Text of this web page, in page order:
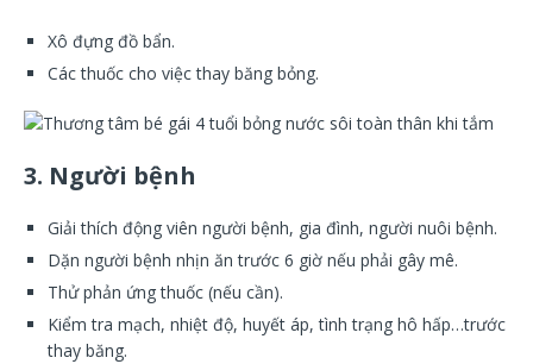
Xô đựng đồ bẩn.
Các thuốc cho việc thay băng bỏng.
3. Người bệnh
Giải thích động viên người bệnh, gia đình, người nuôi bệnh.
Dặn người bệnh nhịn ăn trước 6 giờ nếu phải gây mê.
Thử phản ứng thuốc (nếu cần).
Kiểm tra mạch, nhiệt độ, huyết áp, tình trạng hô hấp…trước
thay băng.